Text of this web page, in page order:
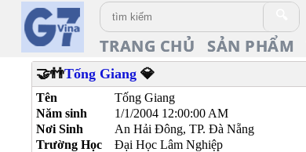
TRANG CHỦ SẢN PHẨM
🤝👬Tống Giang 💎
Tên
Tống Giang
Năm sinh
1/1/2004 12:00:00 AM
Nơi Sinh
An Hải Đông, TP. Đà Nẵng
Trường Học
Đại Học Lâm Nghiệp